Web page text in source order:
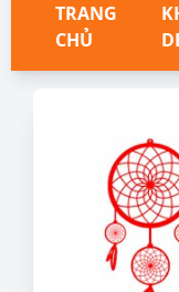
TRANG
CHỦ